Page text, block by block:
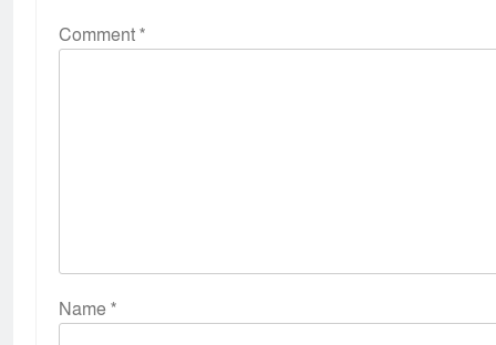
Comment*
Name*